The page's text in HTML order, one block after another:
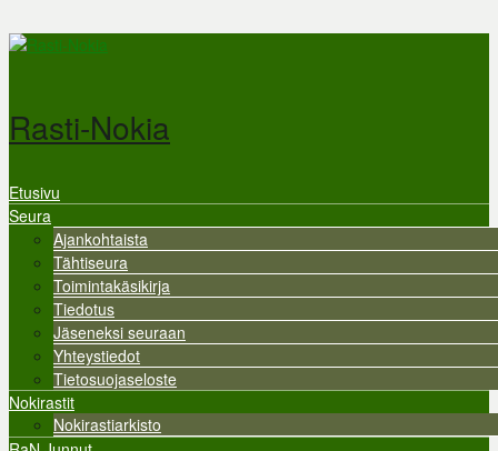
Hyppää pääsisältöön
Rasti-Nokia
Valikko
Etusivu
Seura
Ajankohtaista
Tähtiseura
Toimintakäsikirja
Tiedotus
Jäseneksi seuraan
Yhteystiedot
Tietosuojaseloste
Nokirastit
Nokirastiarkisto